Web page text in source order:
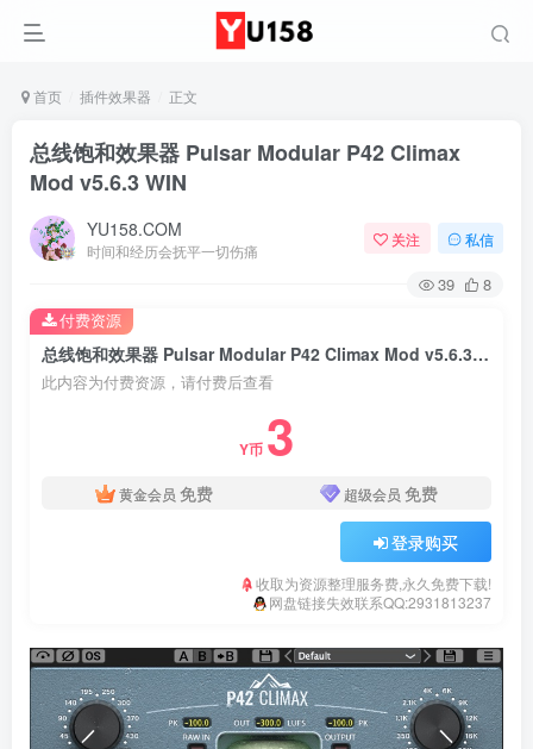
首页 插件效果器 正文
总线饱和效果器 Pulsar Modular P42 Climax
Mod v5.6.3 WIN
YU158.COM
时间和经历会抚平一切伤痛
关注 私信
39 8
总线饱和效果器 Pulsar Modular P42 Climax Mod v5.6.3 WIN
此内容为付费资源，请付费后查看
Y币 3
黄金会员 免费 超级会员 免费
登录购买
收取为资源整理服务费,永久免费下载!
网盘链接失效联系QQ:2931813237
付费资源